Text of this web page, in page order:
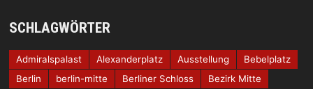
SCHLAGWÖRTER
Admiralspalast Alexanderplatz Ausstellung
Bebelplatz
Berlin
berlin-mitte Berliner Schloss Bezirk Mitte